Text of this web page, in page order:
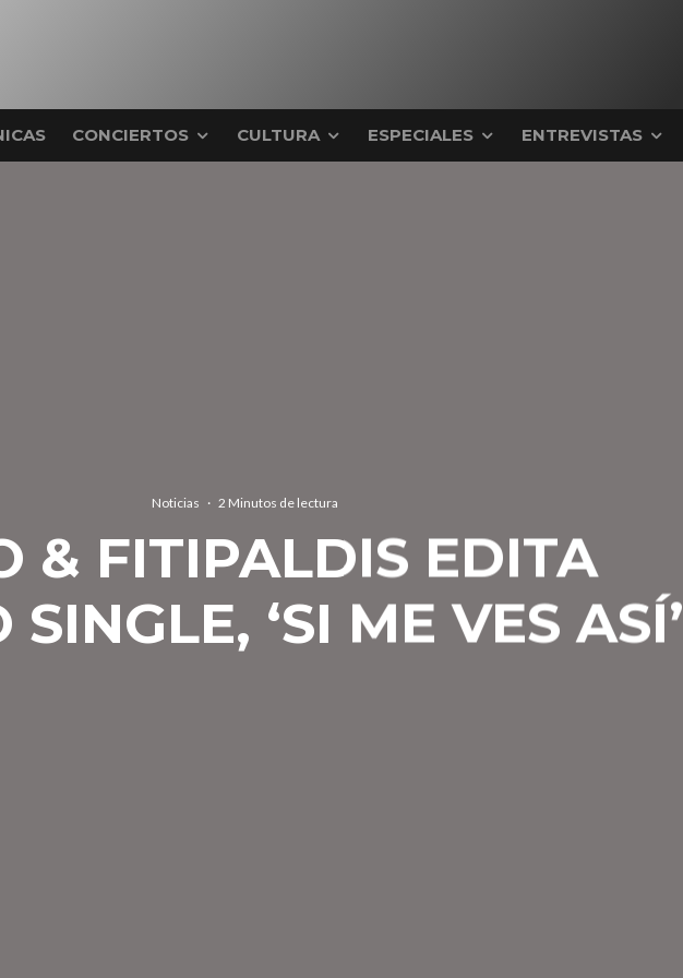
CONCIERTOS CULTURA ESPECIALES ENTREVISTAS
Noticias · 2 Minutos de lectura
& FITIPALDIS EDITA
SINGLE, ‘SI ME VES ASÍ’